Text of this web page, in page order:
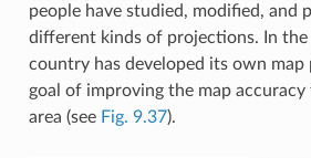
people have studied, modified, and
different kinds of projections. In the
country has developed its own
goal of improving the map
area (see Fig. 9.37).